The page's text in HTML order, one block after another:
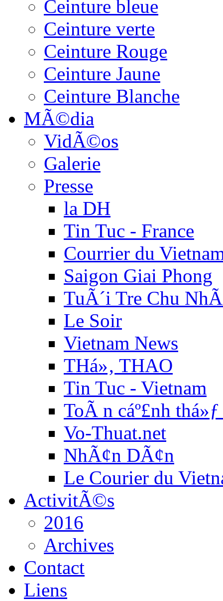
Ceinture bleue
Ceinture verte
Ceinture Rouge
Ceinture Jaune
Ceinture Blanche
MÃ©dia
VidÃ©os
Galerie
Presse
la DH
Tin Tuc - France
Courrier du
Saigon Giai Phong
TuÃ´i Tre Chu
Le Soir
Vietnam News
THá»‚ THAO
Tin Tuc - Vietnam
ToÃ n cáº£nh
Vo-Thuat.net
NhÃ¢n DÃ¢n
Le Courier du
ActivitÃ©s
2016
Archives
Contact
Liens